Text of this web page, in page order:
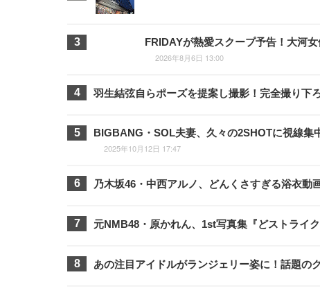
FRIDAYが熱愛スクープ予告！大河
2026年8月6日 13:00
羽生結弦自らポーズを提案し撮影！完全撮り下
BIGBANG・SOL夫妻、久々の2SHOTに視線集
2025年10月12日 17:47
乃木坂46・中西アルノ、どんくさすぎる浴衣動
元NMB48・原かれん、1st写真集『どストライ
あの注目アイドルがランジェリー姿に！話題の